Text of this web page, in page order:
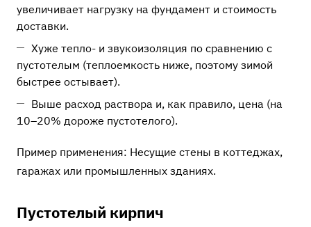
увеличивает нагрузку на фундамент и стоимость
доставки.
Хуже тепло- и звукоизоляция по сравнению с
пустотелым (теплоемкость ниже, поэтому зимой
быстрее остывает).
Выше расход раствора и, как правило, цена (на
10–20% дороже пустотелого).
Пример применения: Несущие стены в коттеджах,
гаражах или промышленных зданиях.
Пустотелый кирпич